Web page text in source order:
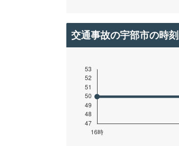
交通事故の宇部市の時